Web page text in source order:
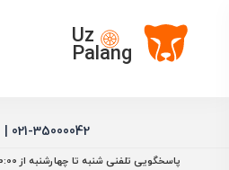
Uz
Palang
021-35000042 |
پاسخگویی تلفنی شنبه تا چهارشنبه از 10:00 الی ۱۵:30 پنجشنبه تا 13:00